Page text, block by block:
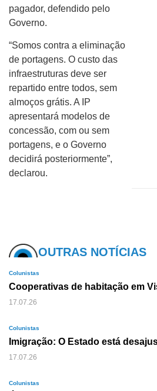
pagador, defendido pelo
Governo.
“Somos contra a eliminação
de portagens. O custo das
infraestruturas deve ser
repartido entre todos, sem
almoços grátis. A IP
apresentará modelos de
concessão, com ou sem
portagens, e o Governo
decidirá posteriormente”,
declarou.
OUTRAS NOTÍCIAS
Colunistas
Cooperativas de habitação em
17.07.26
Colunistas
Imigração: O Estado está
17.07.26
Colunistas